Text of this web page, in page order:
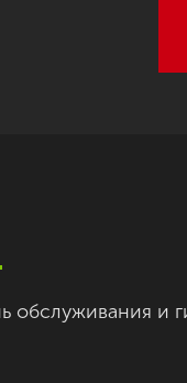
обслуживания и